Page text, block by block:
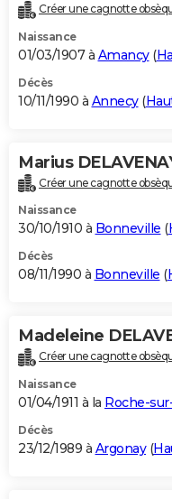
Créer une cagnotte
Naissance
01/03/1907 à Amancy(
Décès
10/11/1990 à Annecy(
Marius
Créer une cagnotte
Naissance
30/10/1910 à Bonneville (
Décès
08/11/1990 à Bonneville (
Madeleine
Créer une cagnotte
Naissance
01/04/1911 à la Roche-
Décès
23/12/1989 à Argonay(